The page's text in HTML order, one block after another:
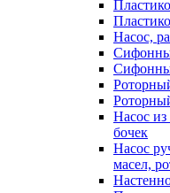
Насос,
Насос
бочек
Насос
масел,